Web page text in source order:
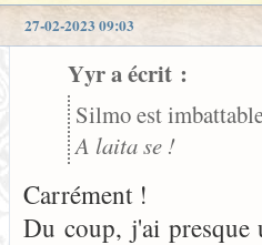
27-02-2023 09:03
Yyr a écrit :
Silmo est
A laita se !
Carrément !
Du coup, j'ai presque